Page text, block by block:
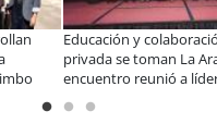
y colaboración público-
se toman La Araucanía:
reunió a líderes para
las brechas y oportunidades